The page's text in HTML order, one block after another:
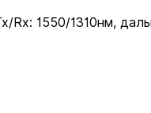
Rx: 1550/1310нм,